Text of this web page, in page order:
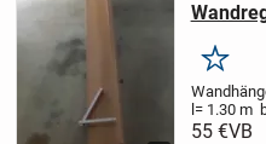
Merken
l= 1.30 m
unbenutzt-
55 €VB